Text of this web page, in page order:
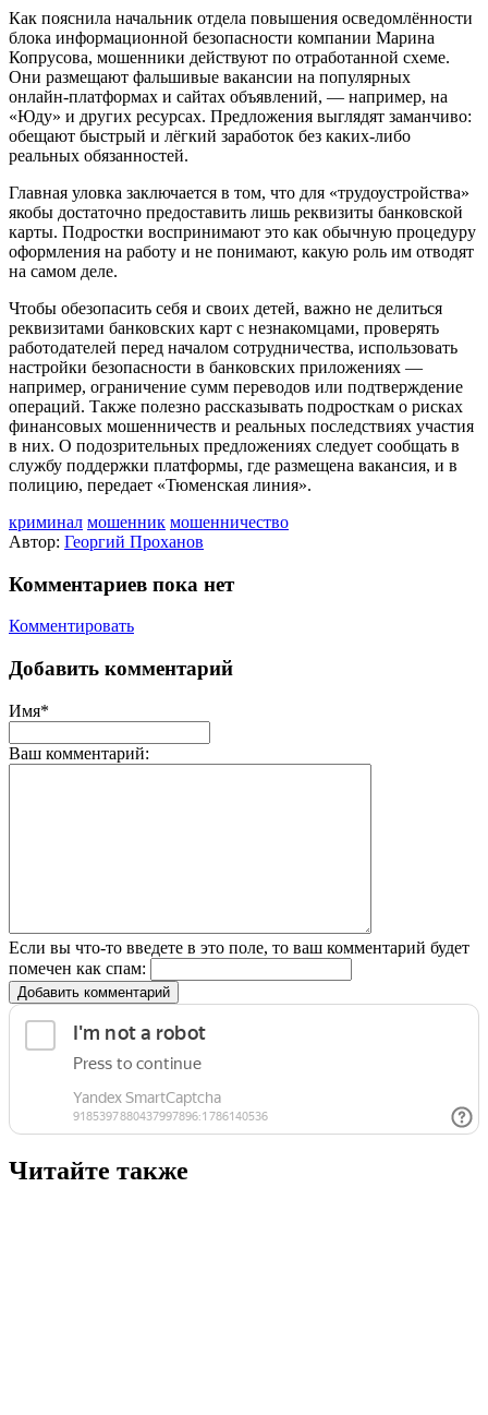
Как пояснила начальник отдела повышения осведомлённости
блока информационной безопасности компании Марина
Копрусова, мошенники действуют по отработанной схеме.
Они размещают фальшивые вакансии на популярных
онлайн‑платформах и сайтах объявлений, — например, на
«Юду» и других ресурсах. Предложения выглядят заманчиво:
обещают быстрый и лёгкий заработок без каких‑либо
реальных обязанностей.
Главная уловка заключается в том, что для «трудоустройства»
якобы достаточно предоставить лишь реквизиты банковской
карты. Подростки воспринимают это как обычную процедуру
оформления на работу и не понимают, какую роль им отводят
на самом деле.
Чтобы обезопасить себя и своих детей, важно не делиться
реквизитами банковских карт с незнакомцами, проверять
работодателей перед началом сотрудничества, использовать
настройки безопасности в банковских приложениях —
например, ограничение сумм переводов или подтверждение
операций. Также полезно рассказывать подросткам о рисках
финансовых мошенничеств и реальных последствиях участия
в них. О подозрительных предложениях следует сообщать в
службу поддержки платформы, где размещена вакансия, и в
полицию, передает «Тюменская линия».
криминал мошенник мошенничество
Автор: Георгий Проханов
Комментариев пока нет
Комментировать
Добавить комментарий
Имя*
Ваш комментарий:
Если вы что-то введете в это поле, то ваш комментарий будет
помечен как спам:
Добавить комментарий
Читайте также